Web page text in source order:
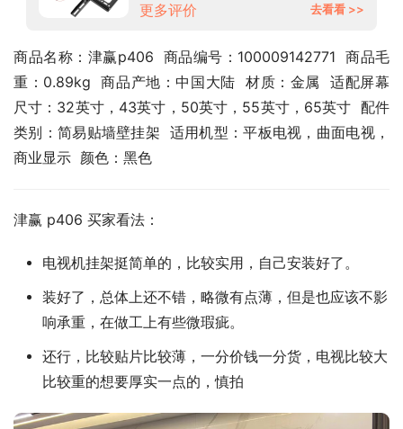
更多评价 去看看 >>
商品名称：津赢p406  商品编号：100009142771  商品毛
重：0.89kg  商品产地：中国大陆  材质：金属  适配屏幕
尺寸：32英寸，43英寸，50英寸，55英寸，65英寸  配件
类别：简易贴墙壁挂架  适用机型：平板电视，曲面电视，
商业显示  颜色：黑色
津赢 p406 买家看法：
电视机挂架挺简单的，比较实用，自己安装好了。
装好了，总体上还不错，略微有点薄，但是也应该不影
响承重，在做工上有些微瑕疵。
还行，比较贴片比较薄，一分价钱一分货，电视比较大
比较重的想要厚实一点的，慎拍